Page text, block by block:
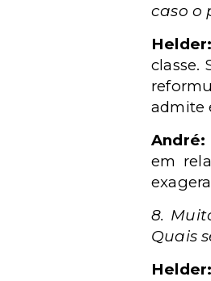
caso o
Helder:
classe.
admite
André:
em
8.
Quais
Helder: